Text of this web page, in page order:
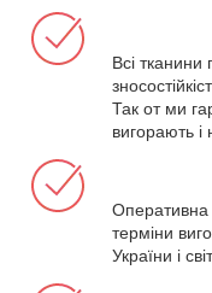
Всі
Так от ми
вигорають і
Оперативна
терміни
України і